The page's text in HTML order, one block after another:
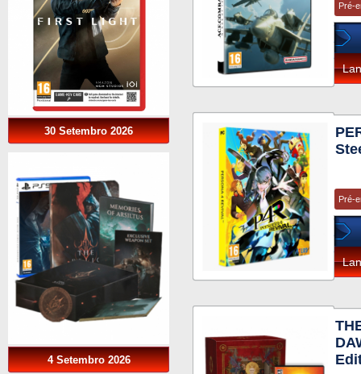
30 Setembro 2026
4 Setembro 2026
Pré-
Pré-